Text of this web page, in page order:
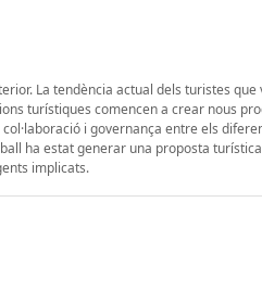
La tendència actual dels turistes que
turístiques comencen a crear nous
i governança entre els
ha estat generar una proposta
implicats.